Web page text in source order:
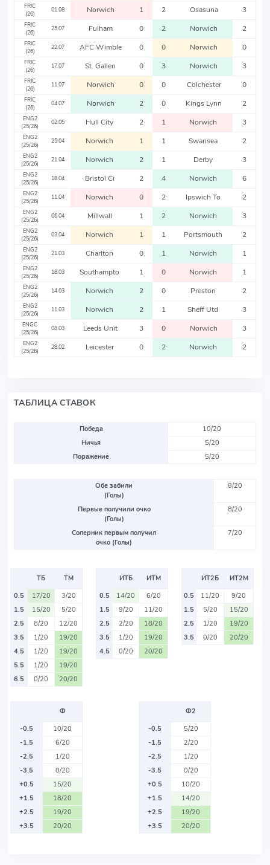
FRIC
(26)
01.08 Norwich 1 2 Osasuna 3
FRIC
(26)
25.07 Fulham 0 2 Norwich 2
FRIC
(26)
22.07 AFC Wimble 0 0 Norwich 0
FRIC
(26)
17.07 St. Gallen 0 3 Norwich 3
FRIC
(26)
11.07 Norwich 0 0 Colchester 0
FRIC
(26)
04.07 Norwich 2 0 Kings Lynn 2
ENG2
(25/26)
02.05 Hull City 2 1 Norwich 3
ENG2
(25/26)
25.04 Norwich 1 1 Swansea 2
ENG2
(25/26)
21.04 Norwich 2 1 Derby 3
ENG2
(25/26)
18.04 Bristol Ci 2 4 Norwich 6
ENG2
(25/26)
11.04 Norwich 0 2 Ipswich To 2
ENG2
(25/26)
06.04 Millwall 1 2 Norwich 3
ENG2
(25/26)
03.04 Norwich 1 1 Portsmouth 2
ENG2
(25/26)
21.03 Charlton 0 1 Norwich 1
ENG2
(25/26)
18.03 Southampto 1 0 Norwich 1
ENG2
(25/26)
14.03 Norwich 2 0 Preston 2
ENG2
(25/26)
11.03 Norwich 2 1 Sheff Utd 3
ENGC
(25/26)
08.03 Leeds Unit 3 0 Norwich 3
ENG2
(25/26)
28.02 Leicester 0 2 Norwich 2
ТАБЛИЦА СТАВОК
Победа
10/20
Ничья
5/20
Поражение
5/20
Обе забили
(Голы)
8/20
Первые получили очко
(Голы)
8/20
Соперник первым получил
очко (Голы)
7/20
ТБ
ТМ
0.5
17/20
3/20
1.5
15/20
5/20
2.5
8/20
12/20
3.5
1/20
19/20
4.5
1/20
19/20
5.5
1/20
19/20
6.5
0/20 20/20
ИТБ
ИТМ
0.5
14/20
6/20
1.5
9/20
11/20
2.5
2/20
18/20
3.5
1/20
19/20
4.5
0/20 20/20
ИТ2Б
ИТ2М
0.5
11/20
9/20
1.5
5/20
15/20
2.5
1/20
19/20
3.5
0/20 20/20
Ф
-0.5
10/20
-1.5
6/20
-2.5
1/20
-3.5
0/20
+0.5
15/20
+1.5
18/20
+2.5
19/20
+3.5
20/20
Ф2
-0.5
5/20
-1.5
2/20
-2.5
1/20
-3.5
0/20
+0.5
10/20
+1.5
14/20
+2.5
19/20
+3.5
20/20